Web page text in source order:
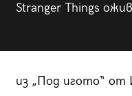
Stranger Things
из „Под игото“ от